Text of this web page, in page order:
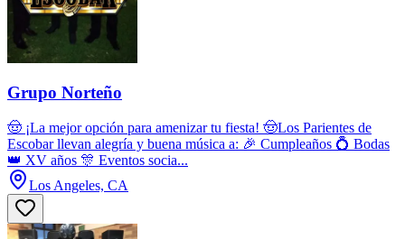
Grupo Norteño
🤠 ¡La mejor opción para amenizar tu fiesta! 🤠Los Parientes de
Escobar llevan alegría y buena música a: 🎉 Cumpleaños 💍 Bodas
👑 XV años 🎊 Eventos socia...
Los Angeles, CA